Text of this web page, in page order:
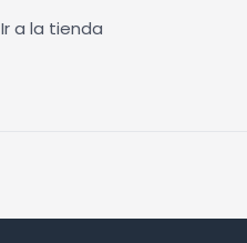
Ir a la tienda